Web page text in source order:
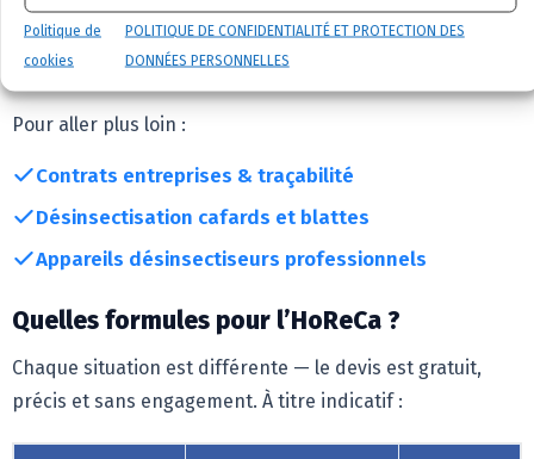
Politique de
cookies
POLITIQUE DE CONFIDENTIALITÉ ET PROTECTION DES
DONNÉES PERSONNELLES
votre structure.
Services associés
Pour aller plus loin :
Contrats entreprises & traçabilité
Désinsectisation cafards et blattes
Appareils désinsectiseurs professionnels
Quelles formules pour l’HoReCa ?
Chaque situation est différente — le devis est gratuit,
précis et sans engagement. À titre indicatif :